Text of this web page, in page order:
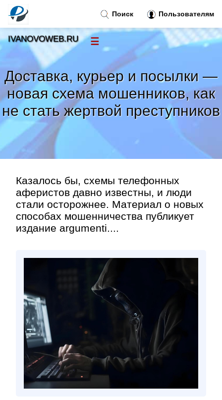
Доставка, курьер и посылки —
новая схема мошенников, как
не стать жертвой преступников
Казалось бы, схемы телефонных
аферистов давно известны, и люди
стали осторожнее. Материал о новых
способах мошенничества публикует
издание argumenti....
Поиск Пользователям
IVANOVOWEB.RU ☰
Новости
Тренды новостей»
Рубрики»
Правила »